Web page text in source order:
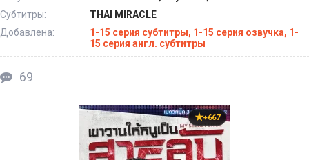
Субтитры:
THAI MIRACLE
Добавлена:
1-15 серия субтитры, 1-15 серия озвучка, 1-
15 серия англ. субтитры
69
+667